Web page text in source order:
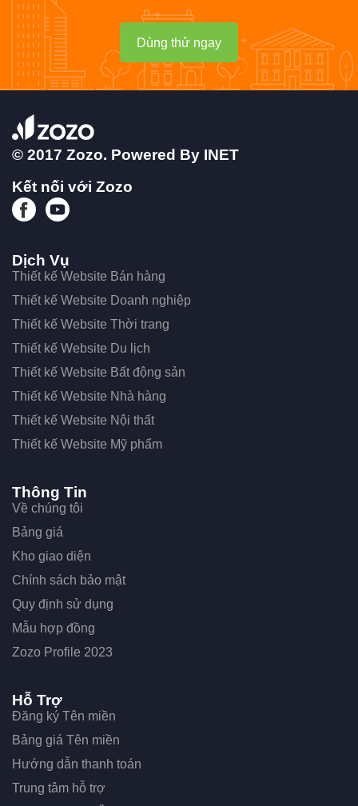
BẮT ĐẦU HÀNH TRÌNH KINH DOANH
Thử miễn phí. Dùng ngay sau 30s!
© 2017 Zozo. Powered By
Dịch Vụ
Thiết kế Website Bán hàng
Thiết kế Website Doanh nghiệp
Thiết kế Website Du lịch
Thiết kế Website Bất động sản
Thiết kế Website Nhà hàng
Thiết kế Website Nội thất
Thiết kế Website Mỹ phẩm
Thông Tin
Về chúng tôi
Kho giao diện
Chính sách bảo mật
Quy định sử dụng
Mẫu hợp đồng
Zozo Profile 2023